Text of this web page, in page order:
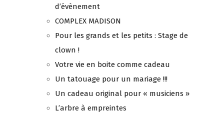
d’évènement
COMPLEX MADISON
Pour les grands et les petits : Stage de
clown !
Votre vie en boite comme cadeau
Un tatouage pour un mariage !!!
Un cadeau original pour « musiciens »
L’arbre à empreintes